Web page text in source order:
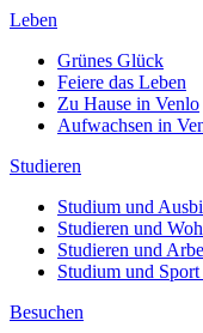
Leben
Grünes Glück
Feiere das Leben
Zu Hause in Venlo
Aufwachsen in
Studieren
Studium und
Studieren und
Studieren und
Studium und
Besuchen